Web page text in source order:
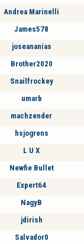
Andrea Marinelli
James578
joseananias
Brother2020
Snailfrockey
umarb
machzender
hsjogrens
L U X
Newfie Bullet
Expert64
NagyB
jdirish
Salvador0